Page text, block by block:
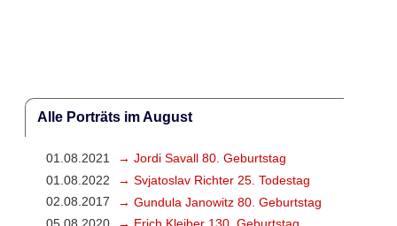
Alle Porträts im August
01.08.2021
→ Jordi Savall 80. Geburtstag
01.08.2022
→ Svjatoslav Richter 25. Todestag
02.08.2017
→ Gundula Janowitz 80. Geburtstag